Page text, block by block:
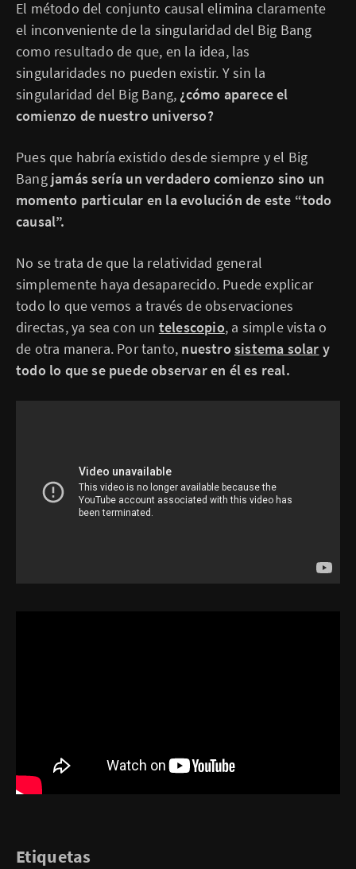
El método del conjunto causal elimina claramente
el inconveniente de la singularidad del Big Bang
como resultado de que, en la idea, las
singularidades no pueden existir. Y sin la
singularidad del Big Bang, ¿cómo aparece el
comienzo de nuestro universo?
Pues que habría existido desde siempre y el Big
Bangjamás sería un verdadero comienzo sino un
momento particular en la evolución de este “todo
causal”.
No se trata de que la relatividad general
simplemente haya desaparecido. Puede explicar
todo lo que vemos a través de observaciones
directas, ya sea con un telescopio, a simple vista o
de otra manera. Por tanto, nuestrosistema solar y
todo lo que se puede observar en él es real.
Etiquetas